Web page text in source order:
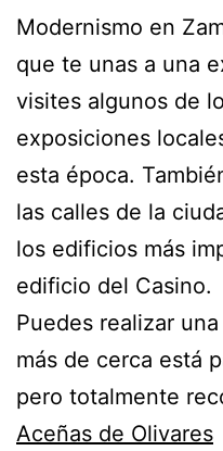
Modernismo en
que te unas a una
visites algunos de
exposiciones
esta época.
las calles de la
los edificios más
edificio del Casino.
Puedes realizar
más de cerca está
pero totalmente
Aceñas de Olivares